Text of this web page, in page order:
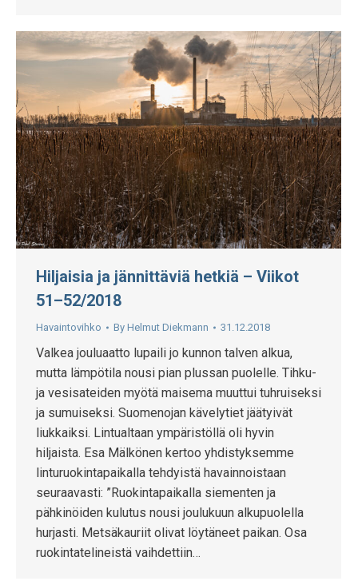
Hiljaisia ja jännittäviä hetkiä – Viikot
51–52/2018
Havaintovihko By Helmut Diekmann 31.12.2018
Valkea jouluaatto lupaili jo kunnon talven alkua,
mutta lämpötila nousi pian plussan puolelle. Tihku-
ja vesisateiden myötä maisema muuttui tuhruiseksi
ja sumuiseksi. Suomenojan kävelytiet jäätyivät
liukkaiksi. Lintualtaan ympäristöllä oli hyvin
hiljaista. Esa Mälkönen kertoo yhdistyksemme
linturuokintapaikalla tehdyistä havainnoistaan
seuraavasti: ”Ruokintapaikalla siementen ja
pähkinöiden kulutus nousi joulukuun alkupuolella
hurjasti. Metsäkauriit olivat löytäneet paikan. Osa
ruokintatelineistä vaihdettiin…